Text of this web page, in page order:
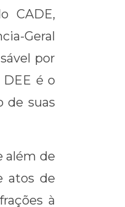
CADE,
Geral
por
é o
de suas
além de
atos de
à